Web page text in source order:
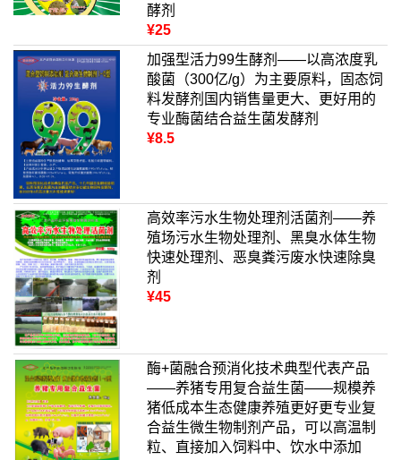
酵剂
¥25
加强型活力99生酵剂——以高浓度乳
酸菌（300亿/g）为主要原料，固态饲
料发酵剂国内销售量更大、更好用的
专业酶菌结合益生菌发酵剂
¥8.5
高效率污水生物处理剂活菌剂——养
殖场污水生物处理剂、黑臭水体生物
快速处理剂、恶臭粪污废水快速除臭
剂
¥45
酶+菌融合预消化技术典型代表产品
——养猪专用复合益生菌——规模养
猪低成本生态健康养殖更好更专业复
合益生微生物制剂产品，可以高温制
粒、直接加入饲料中、饮水中添加